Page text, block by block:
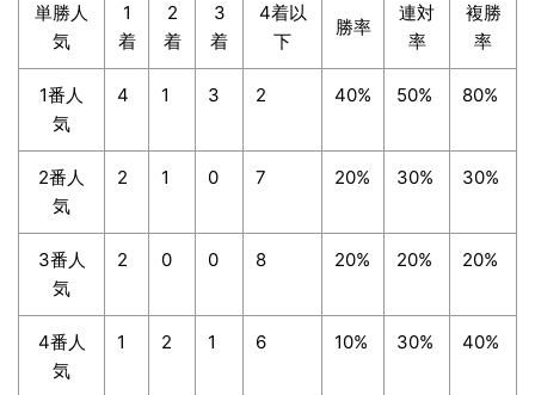
単勝人
気
1
着
2
着
3
着
4着以
下
勝率
連対
率
複勝
率
1番人
気
4 1 3 2 40% 50% 80%
2番人
気
2 1 0 7 20% 30% 30%
3番人
気
2 0 0 8 20% 20% 20%
4番人
気
1 2 1 6 10% 30% 40%